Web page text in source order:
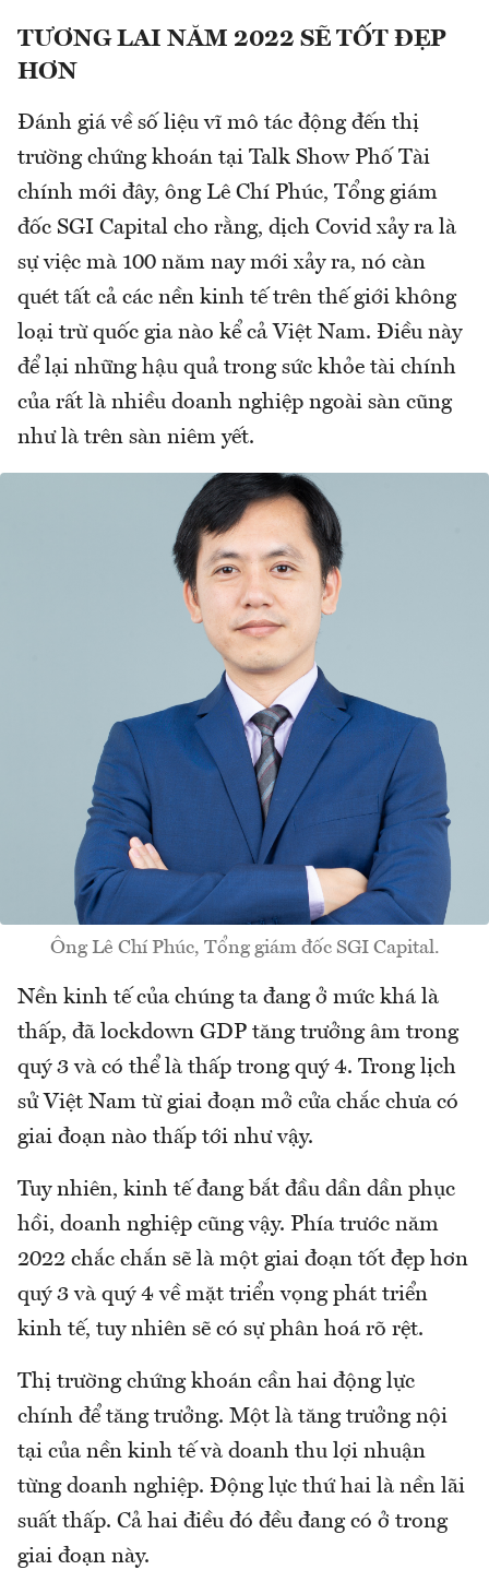
TƯƠNG LAI NĂM 2022 SẼ TỐT ĐẸP
HƠN
Đánh giá về số liệu vĩ mô tác động đến thị
trường chứng khoán tại Talk Show Phố Tài
chính mới đây, ông Lê Chí Phúc, Tổng giám
đốc SGI Capital cho rằng, dịch Covid xảy ra là
sự việc mà 100 năm nay mới xảy ra, nó càn
quét tất cả các nền kinh tế trên thế giới không
loại trừ quốc gia nào kể cả Việt Nam. Điều này
để lại những hậu quả trong sức khỏe tài chính
của rất là nhiều doanh nghiệp ngoài sàn cũng
như là trên sàn niêm yết.
Ông Lê Chí Phúc, Tổng giám đốc SGI Capital.
Nền kinh tế của chúng ta đang ở mức khá là
thấp, đã lockdown GDP tăng trưởng âm trong
quý 3 và có thể là thấp trong quý 4. Trong lịch
sử Việt Nam từ giai đoạn mở cửa chắc chưa có
giai đoạn nào thấp tới như vậy.
Tuy nhiên, kinh tế đang bắt đầu dần dần phục
hồi, doanh nghiệp cũng vậy. Phía trước năm
2022 chắc chắn sẽ là một giai đoạn tốt đẹp hơn
quý 3 và quý 4 về mặt triển vọng phát triển
kinh tế, tuy nhiên sẽ có sự phân hoá rõ rệt.
Thị trường chứng khoán cần hai động lực
chính để tăng trưởng. Một là tăng trưởng nội
tại của nền kinh tế và doanh thu lợi nhuận
từng doanh nghiệp. Động lực thứ hai là nền lãi
suất thấp. Cả hai điều đó đều đang có ở trong
giai đoạn này.